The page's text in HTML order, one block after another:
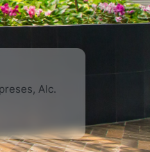
Alc.